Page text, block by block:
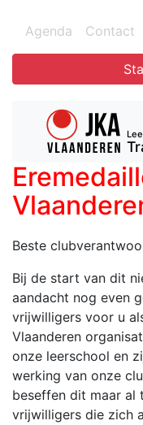
Agenda Contact
Beste
Bij de start van dit
aandacht nog even
vrijwilligers voor u
Vlaanderen
onze leerschool en
werking van onze
beseffen dit maar al
vrijwilligers die zich